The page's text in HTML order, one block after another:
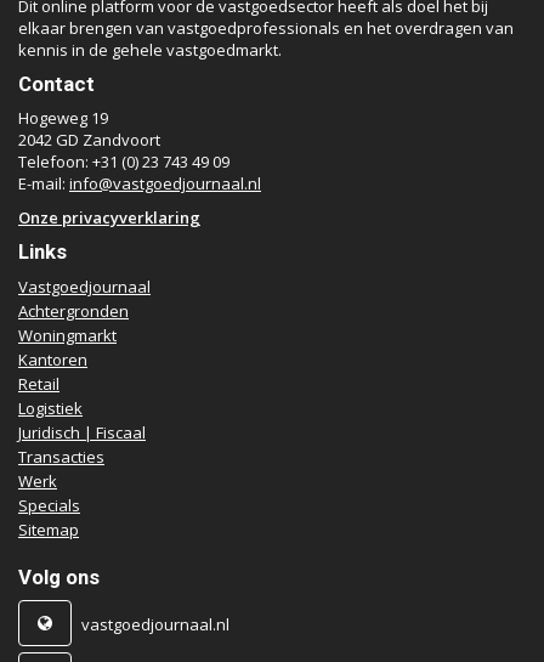
Dit online platform voor de vastgoedsector heeft als doel het bij
elkaar brengen van vastgoedprofessionals en het overdragen van
kennis in de gehele vastgoedmarkt.
Contact
Hogeweg 19
2042 GD Zandvoort
Telefoon: +31 (0) 23 743 49 09
E-mail: info@vastgoedjournaal.nl
Onze privacyverklaring
Links
Vastgoedjournaal
Achtergronden
Woningmarkt
Kantoren
Retail
Logistiek
Juridisch | Fiscaal
Transacties
Werk
Specials
Sitemap
Volg ons
vastgoedjournaal.nl